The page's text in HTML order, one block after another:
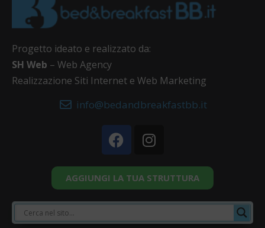
Progetto ideato e realizzato da:
SH Web – Web Agency
Realizzazione Siti Internet e Web Marketing
info@bedandbreakfastbb.it
AGGIUNGI LA TUA STRUTTURA